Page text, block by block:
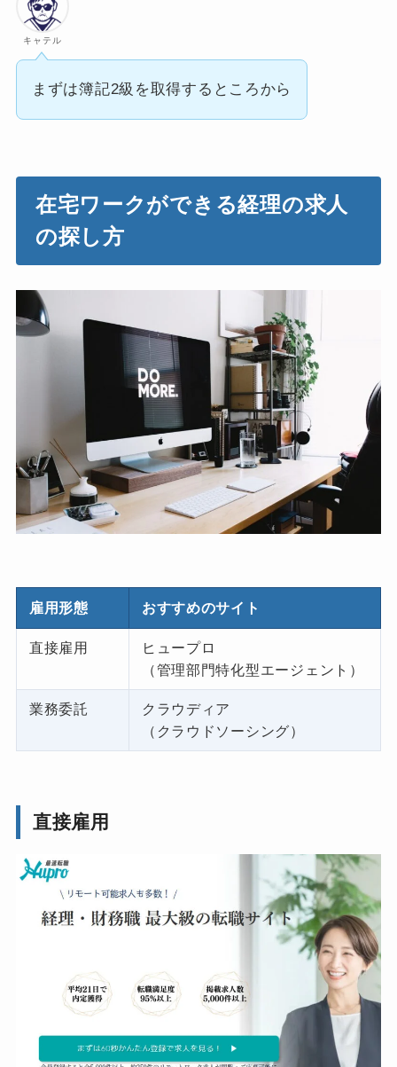
キャテル
まずは簿記2級を取得するところから
在宅ワークができる経理の求人
の探し方
雇用形態 おすすめのサイト
直接雇用
ヒュープロ
（管理部門特化型エージェント）
業務委託
クラウディア
（クラウドソーシング）
直接雇用